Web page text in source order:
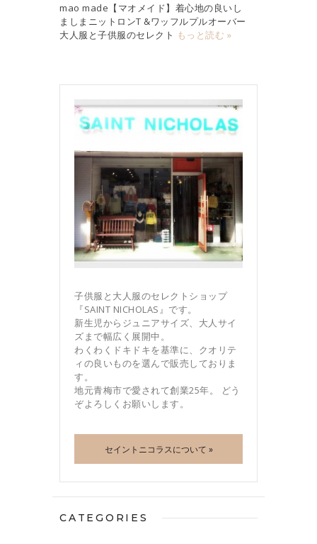
mao made【マオメイド】着心地の良いし
ましまニットロンT &ワッフルプルオーバー
大人服と子供服のセレクト もっと読む »
子供服と大人服のセレクトショップ
『SAINT NICHOLAS』です。
新生児からジュニアサイズ、大人サイ
ズまで幅広く展開中。
わくわくドキドキを基準に、クオリテ
ィの良いものを選んで販売しておりま
す。
地元青梅市で愛されて創業25年。 どう
ぞよろしくお願いします。
セイントニコラスについて »
CATEGORIES